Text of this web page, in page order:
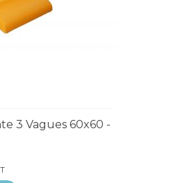
3 Vagues 60x60 -